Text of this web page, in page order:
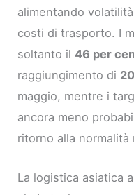
alimentando
costi di trasporto. I
soltanto il46 per
raggiungimento di
maggio, mentre i
ancora meno
ritorno alla normalità
La logistica asiatica